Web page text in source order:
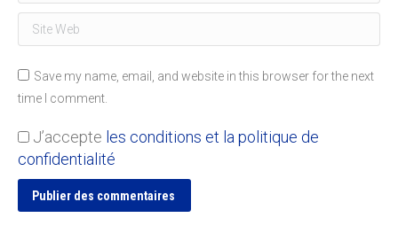
Site Web
Save my name, email, and website in this browser for the next
time I comment.
J’accepte les conditions et la politique de
confidentialité
Publier des commentaires